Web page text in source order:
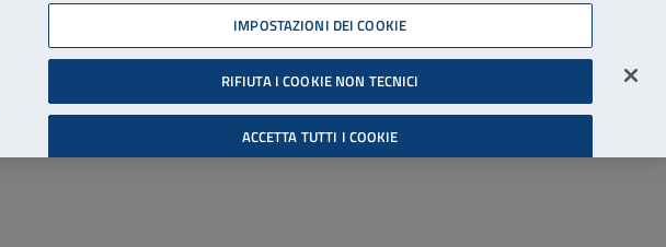
06 45539607
Accessibilità
Cerca
Accedi all'area riservata
IMPOSTAZIONI DEI COOKIE
RIFIUTA I COOKIE NON TECNICI
ACCETTA TUTTI I COOKIE